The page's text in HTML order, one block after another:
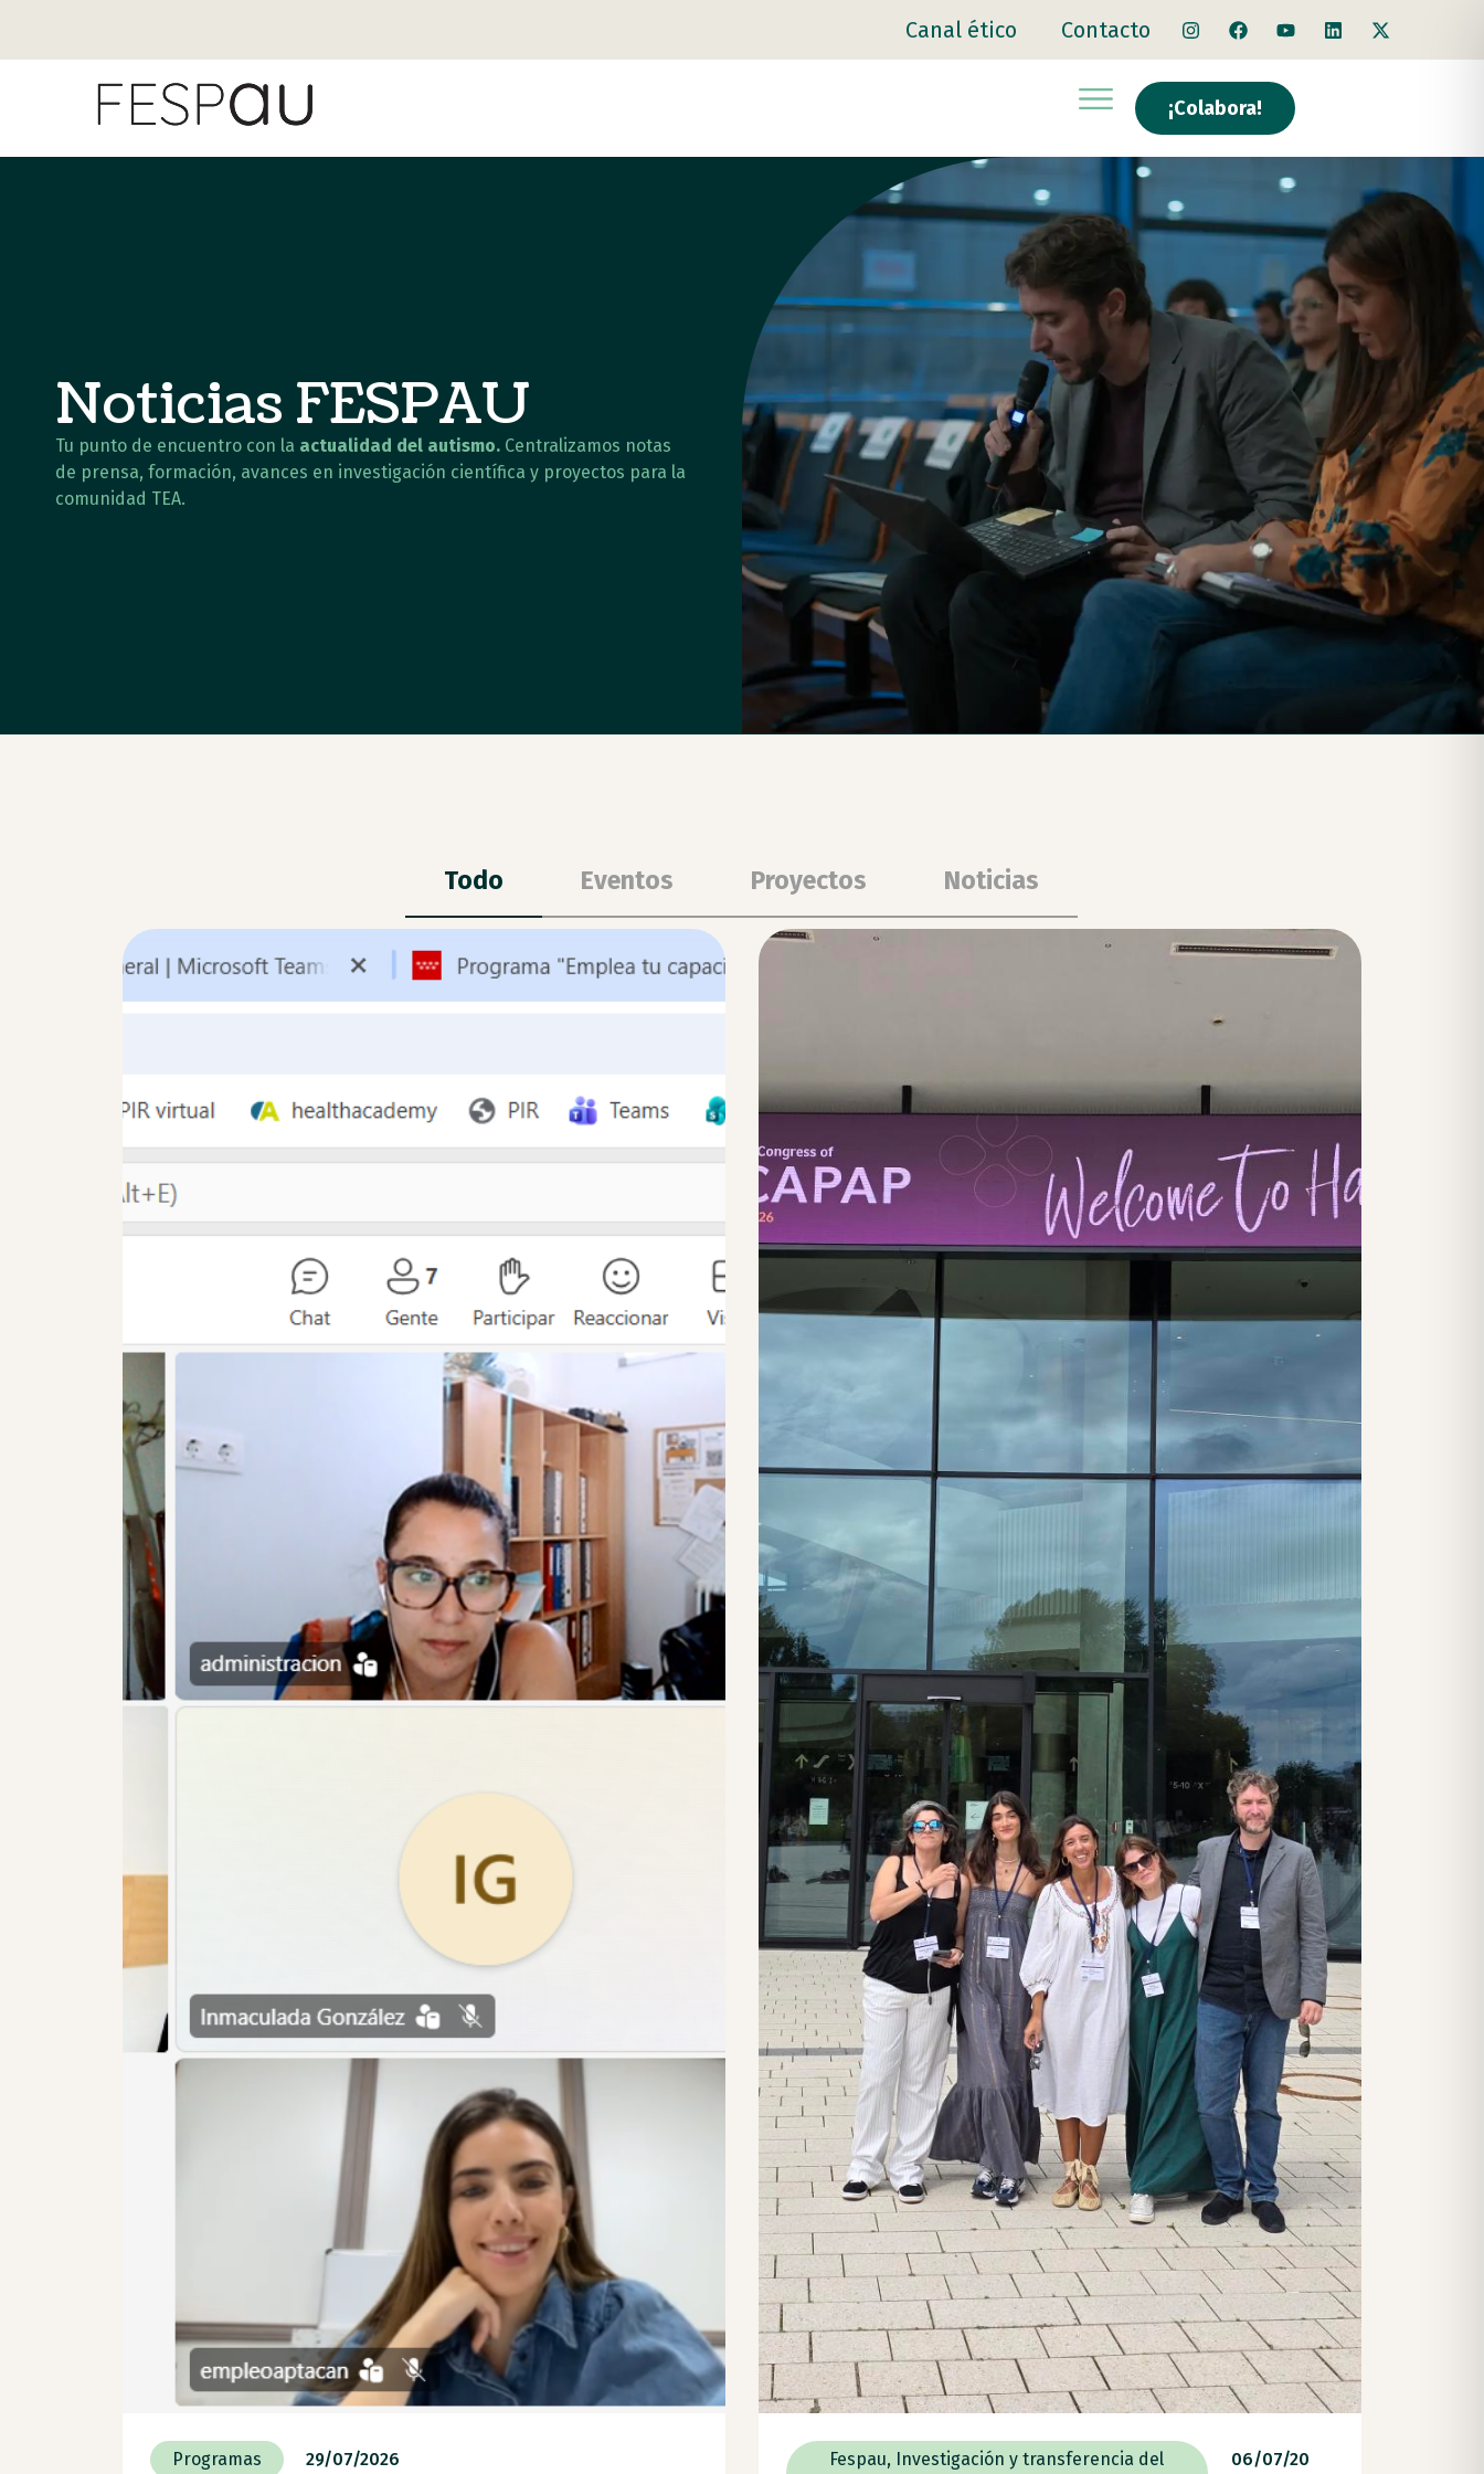
Canal ético Contacto
¡Colabora!
Noticias FESPAU
Tu punto de encuentro con la actualidad del autismo. Centralizamos notas
de prensa, formación, avances en investigación científica y proyectos para la
comunidad TEA.
Todo Eventos Proyectos Noticias
Programas 29/07/2026 Fespau, Investigación y transferencia del
06/07/20